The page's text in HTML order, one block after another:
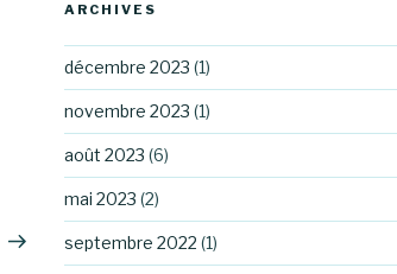
Article
suivant
ARCHIVES
décembre 2023 (1)
novembre 2023 (1)
août 2023 (6)
mai 2023 (2)
septembre 2022 (1)